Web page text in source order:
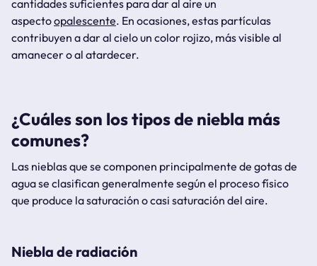
cantidades suficientes para dar al aire un
aspectoopalescente. En ocasiones, estas partículas
contribuyen a dar al cielo un color rojizo, más visible al
amanecer o al atardecer.
¿Cuáles son los tipos de niebla más
comunes?
Las nieblas que se componen principalmente de gotas de
agua se clasifican generalmente según el proceso físico
que produce la saturación o casi saturación del aire.
Niebla de radiación